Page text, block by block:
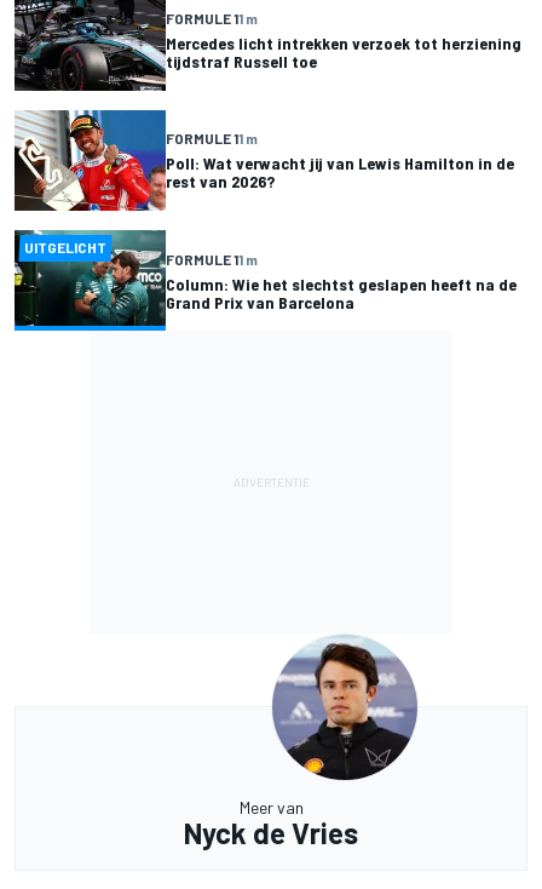
FORMULE 11 m
Mercedes licht intrekken verzoek tot herziening
tijdstraf Russell toe
FORMULE 11 m
Poll: Wat verwacht jij van Lewis Hamilton in de
rest van 2026?
UITGELICHT
FORMULE 11 m
Column: Wie het slechtst geslapen heeft na de
Grand Prix van Barcelona
Meer van
Nyck de Vries